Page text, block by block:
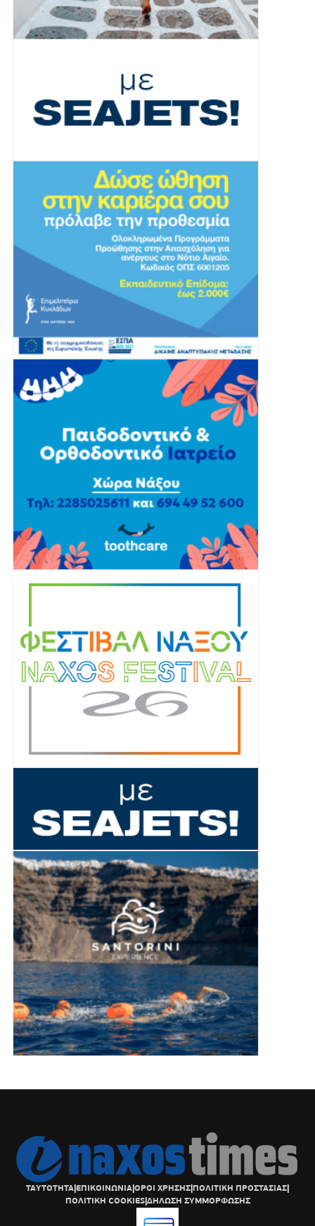
ΤΑΥΤΟΤΗΤΑ|ΕΠΙΚΟΙΝΩΝΙΑ|ΟΡΟΙ ΧΡΗΣΗΣ|ΠΟΛΙΤΙΚΗ ΠΡΟΣΤΑΣΙΑΣ|
ΠΟΛΙΤΙΚΗ COOKIES|ΔΗΛΩΣΗ ΣΥΜΜΟΡΦΩΣΗΣ